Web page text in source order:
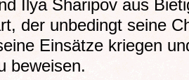
Ilya Sharipov aus
der unbedingt seine
Einsätze kriegen
beweisen.